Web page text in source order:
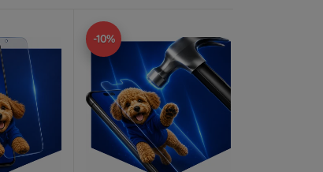
-10%